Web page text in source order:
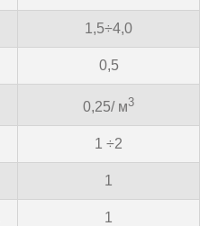
1,5÷4,0
0,5
0,25/ м3
1 ÷2
1
1